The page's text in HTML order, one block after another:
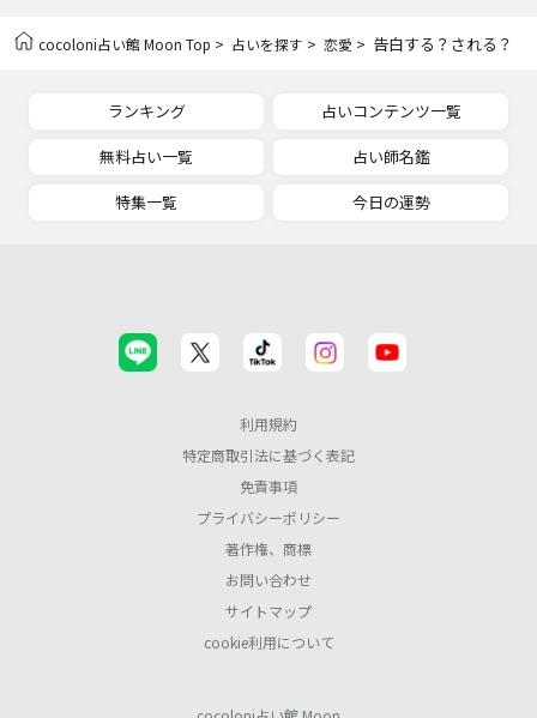
cocoloni占い館 Moon Top > 占いを探す > 恋愛 > 告白する？される？
ランキング
占いコンテンツ一覧
無料占い一覧
占い師名鑑
特集一覧
今日の運勢
利用規約
特定商取引法に基づく表記
免責事項
プライバシーポリシー
著作権、商標
お問い合わせ
サイトマップ
cookie利用について